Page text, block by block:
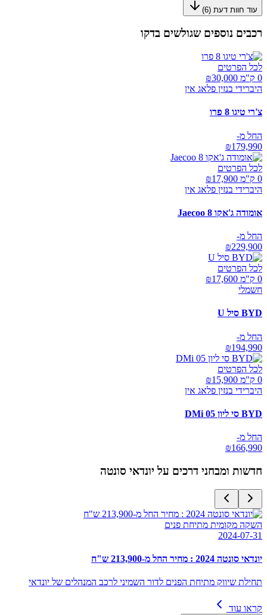
עוד חוות דעת (6
)
רכבים נוספים שגולשים בדקו
לכל הפרטים
0 ק"מ ₪
30,000
היברידי בנזין פלאג אין
צ'רי טיגו 8 פרו
החל מ-
₪179,990
לכל הפרטים
0 ק"מ ₪
17,900
היברידי בנזין פלאג אין
אומודה ג'אקו Jaecoo 8
החל מ-
₪229,900
לכל הפרטים
0 ק"מ ₪
17,600
חשמלי
BYD סיל U
החל מ-
₪194,990
לכל הפרטים
0 ק"מ ₪
15,900
היברידי בנזין פלאג אין
BYD סי ליון 05 DMi
החל מ-
₪166,990
חדשות ומבחני דרכים על יונדאי סונטה
השקה מקומית מתיחת פנים
2024-07-31
יונדאי סונטה 2024 : מחיר החל מ-213,900 ש"ח
תחילת שיווק מתיחת הפנים לדור השמיני לרכב המנהלים של יונדאי
קראו עוד